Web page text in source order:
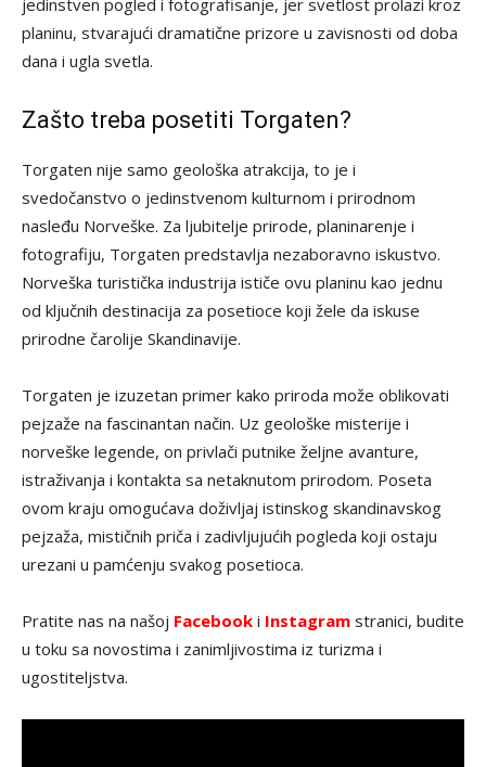
jedinstven pogled i fotografisanje, jer svetlost prolazi kroz
planinu, stvarajući dramatične prizore u zavisnosti od doba
dana i ugla svetla.
Zašto treba posetiti Torgaten?
Torgaten nije samo geološka atrakcija, to je i
svedočanstvo o jedinstvenom kulturnom i prirodnom
nasleđu Norveške. Za ljubitelje prirode, planinarenje i
fotografiju, Torgaten predstavlja nezaboravno iskustvo.
Norveška turistička industrija ističe ovu planinu kao jednu
od ključnih destinacija za posetioce koji žele da iskuse
prirodne čarolije Skandinavije.
Torgaten je izuzetan primer kako priroda može oblikovati
pejzaže na fascinantan način. Uz geološke misterije i
norveške legende, on privlači putnike željne avanture,
istraživanja i kontakta sa netaknutom prirodom. Poseta
ovom kraju omogućava doživljaj istinskog skandinavskog
pejzaža, mističnih priča i zadivljujućih pogleda koji ostaju
urezani u pamćenju svakog posetioca.
Pratite nas na našoj Facebook i Instagram stranici, budite
u toku sa novostima i zanimljivostima iz turizma i
ugostiteljstva.